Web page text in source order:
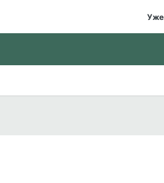
Уже